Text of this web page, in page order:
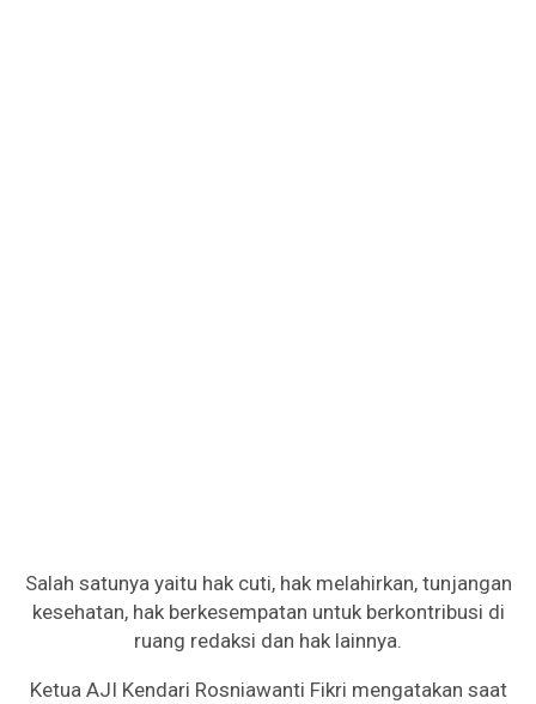
Salah satunya yaitu hak cuti, hak melahirkan, tunjangan
kesehatan, hak berkesempatan untuk berkontribusi di
ruang redaksi dan hak lainnya.
Ketua AJI Kendari Rosniawanti Fikri mengatakan saat